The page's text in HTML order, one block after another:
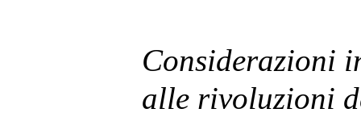
Considerazioni
alle rivoluzioni